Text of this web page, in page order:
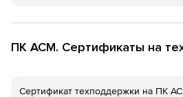
ПК ACM. Сертификаты на
Сертификат техподдержки на ПК